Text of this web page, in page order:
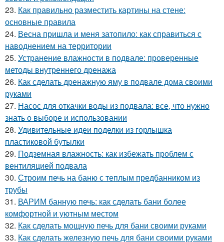
23. Как правильно разместить картины на стене:
основные правила
24. Весна пришла и меня затопило: как справиться с
наводнением на территории
25. Устранение влажности в подвале: проверенные
методы внутреннего дренажа
26. Как сделать дренажную яму в подвале дома своими
руками
27. Насос для откачки воды из подвала: все, что нужно
знать о выборе и использовании
28. Удивительные идеи поделки из горлышка
пластиковой бутылки
29. Подземная влажность: как избежать проблем с
вентиляцией подвала
30. Строим печь на баню с теплым предбанником из
трубы
31. ВАРИМ банную печь: как сделать бани более
комфортной и уютным местом
32. Как сделать мощную печь для бани своими руками
33. Как сделать железную печь для бани своими руками